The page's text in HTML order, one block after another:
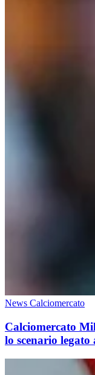
News Calciomercato
Calciomercato
lo scenario